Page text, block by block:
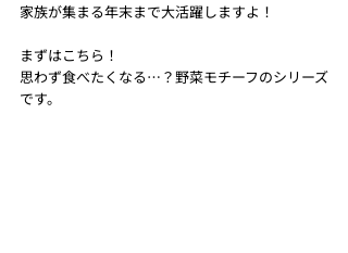
家族が集まる年末まで大活躍しますよ！
まずはこちら！
思わず食べたくなる…？野菜モチーフのシリーズ
です。